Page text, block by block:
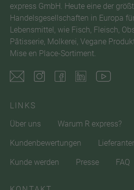
express GmbH. Heute eine der
Handelsgesellschaften in Europa
Lebensmittel, wie Fisch, Fleisch,
Pâtisserie, Molkerei, Vegane
Mise en Place-Sortiment.
LINKS
Über uns
Warum R express?
Kundenbewertungen
Kunde werden Presse FAQ